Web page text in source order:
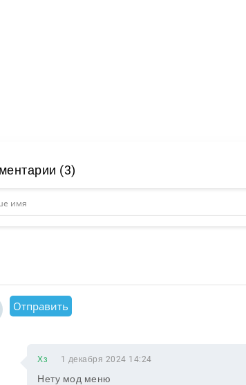
(3)
Отправить
Хз 1 декабря 2024 14:24
Нету мод меню